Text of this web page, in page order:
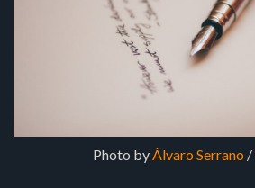
Photo by Álvaro Serrano /